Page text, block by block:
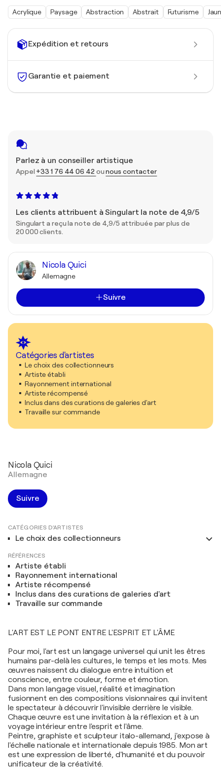
Expédition et retours
Garantie et paiement
Parlez à un conseiller artistique
Appel +33 1 76 44 06 42 ounous contacter
Les clients attribuent à Singulart la note de 4,9/5
Singulart a reçu la note de 4,9/5 attribuée par plus de
20 000 clients.
Nicola Quici
Allemagne
Suivre
Catégories d'artistes
Le choix des collectionneurs
Artiste établi
Rayonnement international
Artiste récompensé
Inclus dans des curations de galeries d'art
Travaille sur commande
Acrylique Paysage Abstraction Abstrait Futurisme
Nicola Quici
Allemagne
Suivre
CATÉGORIES D'ARTISTES
Le choix des collectionneurs
RÉFÉRENCES
Artiste établi
Rayonnement international
Artiste récompensé
Inclus dans des curations de galeries d'art
Travaille sur commande
L'ART EST LE PONT ENTRE L'ESPRIT ET L'ÂME
Pour moi, l'art est un langage universel qui unit les êtres
humains par-delà les cultures, le temps et les mots. Mes
œuvres naissent du dialogue entre intuition et
conscience, entre couleur, forme et émotion.
Dans mon langage visuel, réalité et imagination
fusionnent en des compositions visionnaires qui invitent
le spectateur à découvrir l'invisible derrière le visible.
Chaque œuvre est une invitation à la réflexion et à un
voyage intérieur entre l'esprit et l'âme.
Peintre, graphiste et sculpteur italo-allemand, j'expose à
l'échelle nationale et internationale depuis 1985. Mon art
est une expression de liberté, d'humanité et du pouvoir
unificateur de la créativité.